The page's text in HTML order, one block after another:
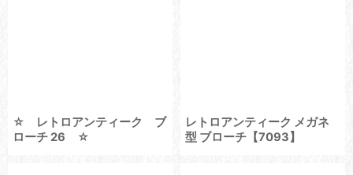
☆ レトロアンティーク ブ
ローチ 26 ☆
レトロアンティーク メガネ
型 ブローチ【7093】